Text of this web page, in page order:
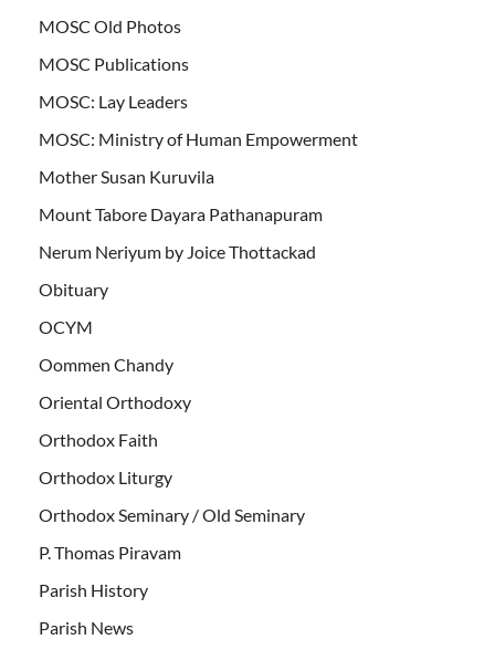
MOSC Old Photos
MOSC Publications
MOSC: Lay Leaders
MOSC: Ministry of Human Empowerment
Mother Susan Kuruvila
Mount Tabore Dayara Pathanapuram
Nerum Neriyum by Joice Thottackad
Obituary
OCYM
Oommen Chandy
Oriental Orthodoxy
Orthodox Faith
Orthodox Liturgy
Orthodox Seminary / Old Seminary
P. Thomas Piravam
Parish History
Parish News